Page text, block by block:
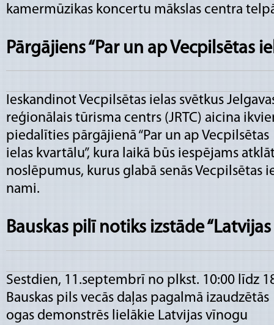
kamermūzikas koncertu mākslas centra
Pārgājiens “Par un ap Vecpilsētas
Ieskandinot Vecpilsētas ielas svētkus
reģionālais tūrisma centrs (JRTC) aicina
piedalīties pārgājienā “Par un ap Vecpilsētas
ielas kvartālu”, kura laikā būs iespējams
noslēpumus, kurus glabā senās Vecpilsētas
nami.
Bauskas pilī notiks izstāde
Sestdien, 11.septembrī no plkst. 10:00 līdz
Bauskas pils vecās daļas pagalmā izaudzētās
ogas demonstrēs lielākie Latvijas vīnogu